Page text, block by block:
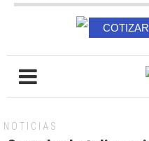
NOTICIAS